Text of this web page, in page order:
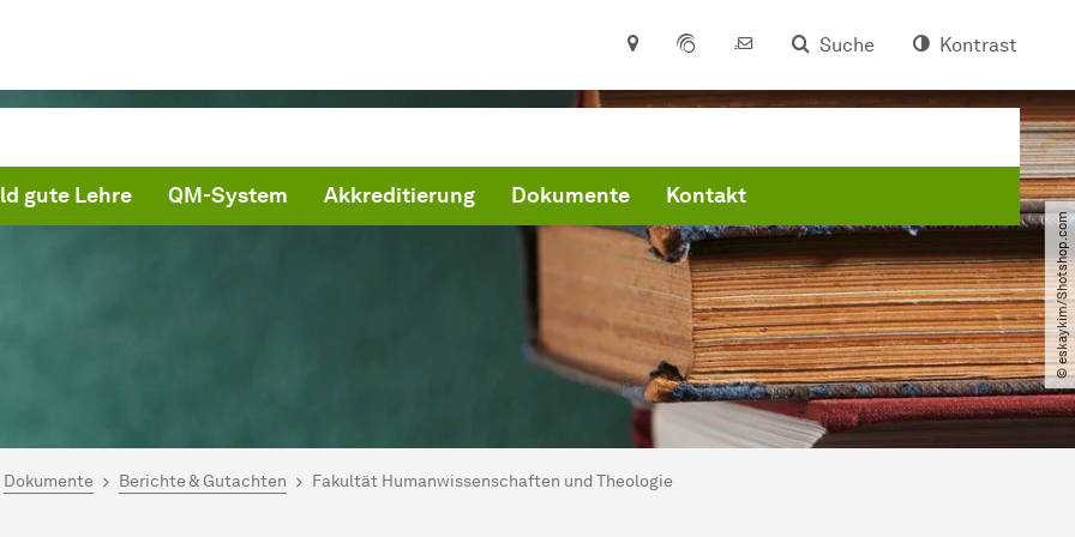
Suche Kontrast
gute Lehre
QM-System Akkreditierung Dokumente Kontakt
© eskaykim​/​Shotshop.com
hier:
Dokumente Berichte & Gutachten Fakultät Humanwissenschaften und Theologie